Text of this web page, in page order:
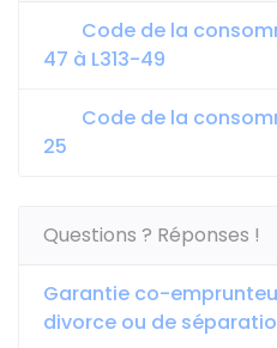
Code de la
47 à L313-49
Code de la
25
Questions ? Réponses !
Garantie co-
divorce ou de